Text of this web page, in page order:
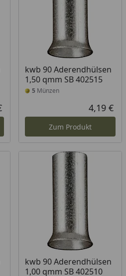
Aktueller Preis
kwb 90 Aderendhülsen
1,50 qmm SB 402515
5 Münzen
4,19 €
Zum Produkt
kwb 90 Aderendhülsen
1,00 qmm SB 402510